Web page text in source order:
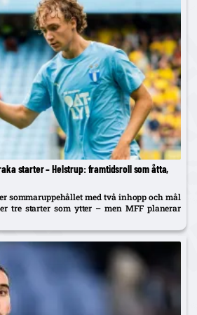
starter – Helstrup: framtidsroll som åtta,
sommaruppehållet med två inhopp och mål
tre starter som ytter – men MFF planerar